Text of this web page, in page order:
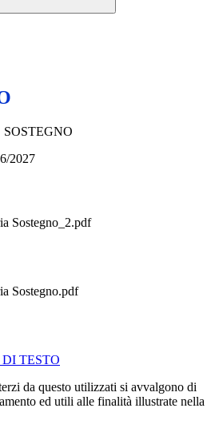
2027
Sostegno_2.pdf
Sostegno.pdf
TESTO
da questo utilizzati si avvalgono di
ed utili alle finalità illustrate nella